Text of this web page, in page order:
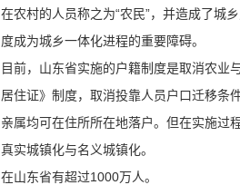
在农村的人员称之为“农民”，并造成了城
度成为城乡一体化进程的重要障碍。
目前，山东省实施的户籍制度是取消农业
居住证》制度，取消投靠人员户口迁移条
亲属均可在住所所在地落户。但在实施过
真实城镇化与名义城镇化。
在山东省有超过1000万人。